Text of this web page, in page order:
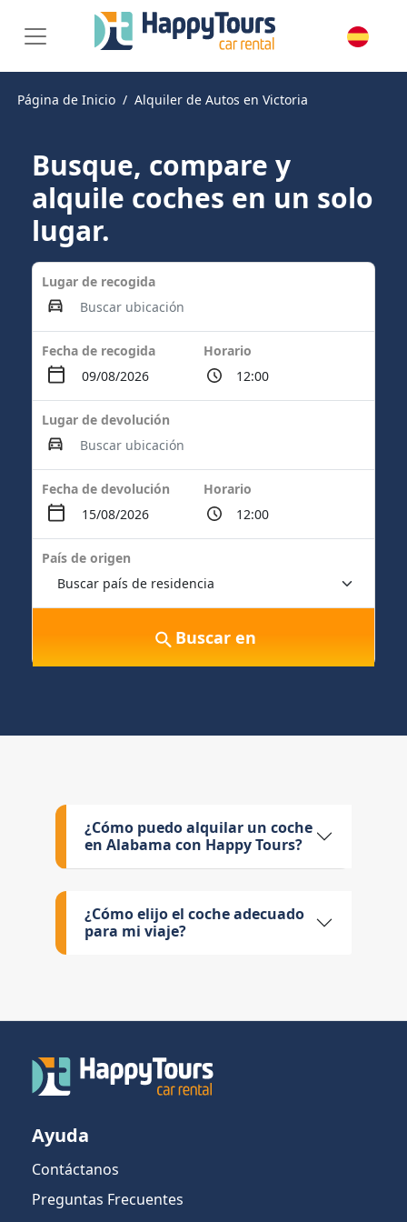
Página de Inicio Alquiler de Autos en Victoria
Busque, compare y
alquile coches en un solo
lugar.
Lugar de recogida
Fecha de recogida Horario
Lugar de devolución
Fecha de devolución Horario
País de origen
Buscar en
¿Cómo puedo alquilar un coche
en Alabama con Happy Tours?
¿Cómo elijo el coche adecuado
para mi viaje?
Ayuda
Contáctanos
Preguntas Frecuentes